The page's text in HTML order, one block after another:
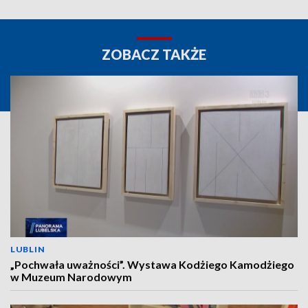
ZOBACZ TAKŻE
LUBLIN
„Pochwała uważności”. Wystawa Kodżiego Kamodżiego
w Muzeum Narodowym